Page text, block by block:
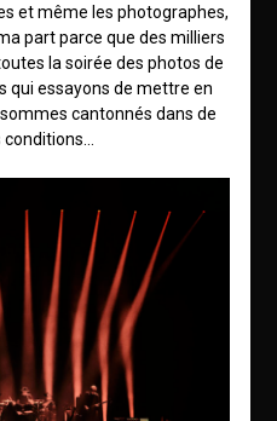
et même les photographes,
part parce que des milliers
la soirée des photos de
qui essayons de mettre en
cantonnés dans de